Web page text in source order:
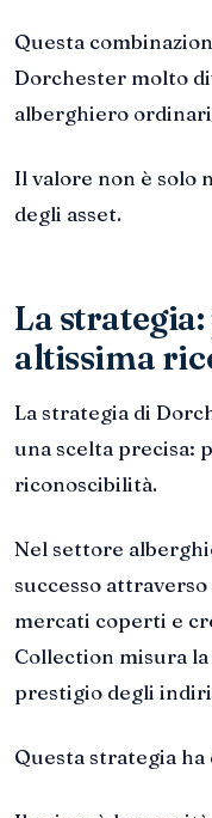
Questa
Dorchester molto
alberghiero
Il valore non è solo
degli asset.
La
altissima
La strategia di
una scelta precisa:
riconoscibilità.
Nel settore
successo
mercati coperti e
Collection misura
prestigio degli
Questa strategia